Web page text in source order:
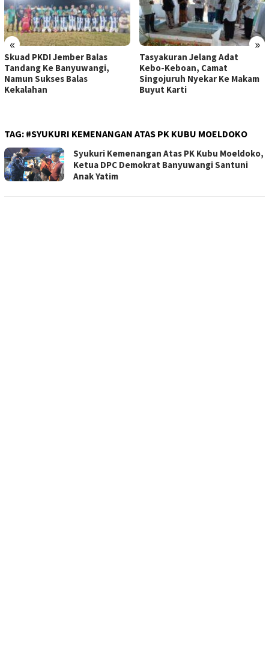
« »
Skuad PKDI Jember Balas
Tandang Ke Banyuwangi,
Namun Sukses Balas
Kekalahan
Tasyakuran Jelang Adat
Kebo-Keboan, Camat
Singojuruh Nyekar Ke Makam
Buyut Karti
TAG: #SYUKURI KEMENANGAN ATAS PK KUBU MOELDOKO
Syukuri Kemenangan Atas PK Kubu Moeldoko,
Ketua DPC Demokrat Banyuwangi Santuni
Anak Yatim